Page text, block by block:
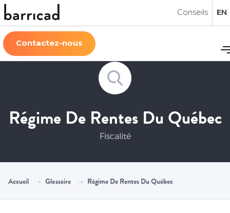
Conseils EN
Contactez-nous
Régime De Rentes Du Québec
Fiscalité
Accueil Glossaire Régime De Rentes Du Québec